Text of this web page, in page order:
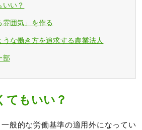
いい？
雰囲気」を作る
な働き方を追求する農業法人
部
てもいい？
般的な労働基準の適用外になってい